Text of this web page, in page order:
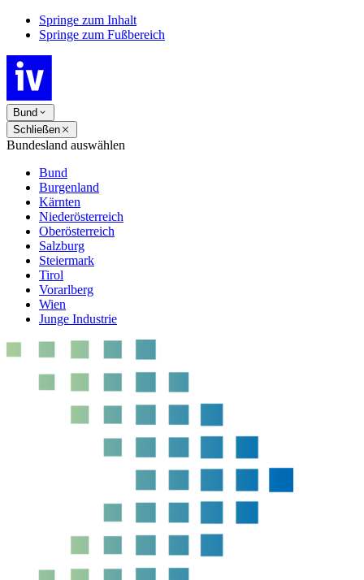
Springe zum Inhalt
Springe zum Fußbereich
Bund
Schließen
Bundesland auswählen
Bund
Burgenland
Kärnten
Niederösterreich
Oberösterreich
Salzburg
Steiermark
Tirol
Vorarlberg
Wien
Junge Industrie